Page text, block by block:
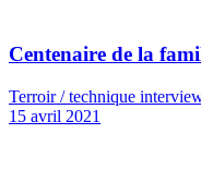
Centenaire de la
Terroir / technique
15 avril 2021